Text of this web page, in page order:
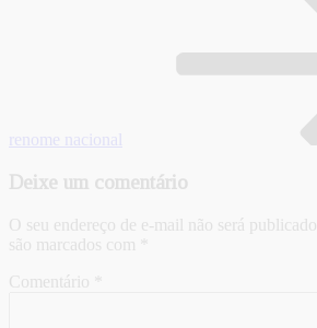
renome nacional
Deixe um comentário
O seu endereço de e-mail não será publicado.
são marcados com
Comentário